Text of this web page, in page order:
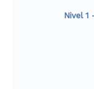
Nivel 1